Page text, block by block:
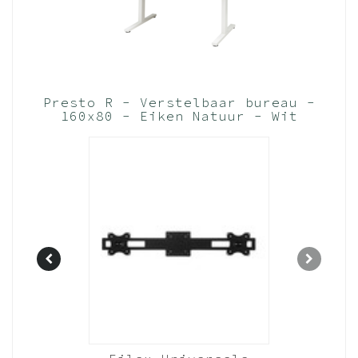
Presto R - Verstelbaar bureau -
160x80 - Eiken Natuur - Wit